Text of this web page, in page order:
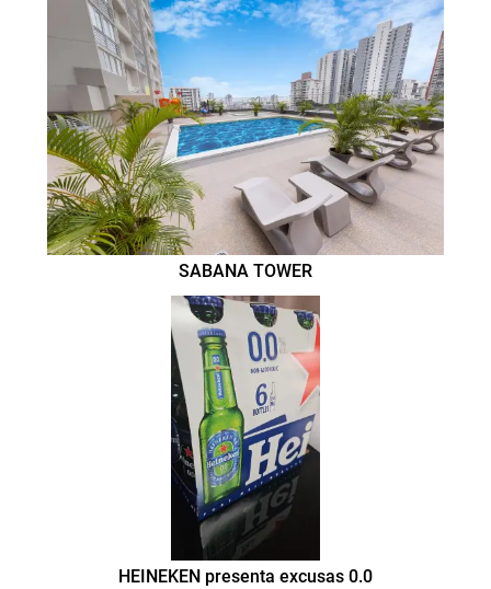
SABANA TOWER
HEINEKEN presenta excusas 0.0